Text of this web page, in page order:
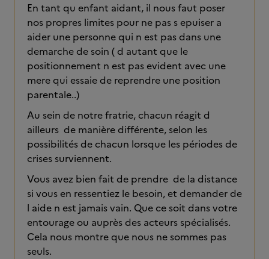
En tant qu enfant aidant, il nous faut poser
nos propres limites pour ne pas s epuiser a
aider une personne qui n est pas dans une
demarche de soin ( d autant que le
positionnement n est pas evident avec une
mere qui essaie de reprendre une position
parentale..)
Au sein de notre fratrie, chacun réagit d
ailleurs de manière différente, selon les
possibilités de chacun lorsque les périodes de
crises surviennent.
Vous avez bien fait de prendre de la distance
si vous en ressentiez le besoin, et demander de
l aide n est jamais vain. Que ce soit dans votre
entourage ou auprès des acteurs spécialisés.
Cela nous montre que nous ne sommes pas
seuls.